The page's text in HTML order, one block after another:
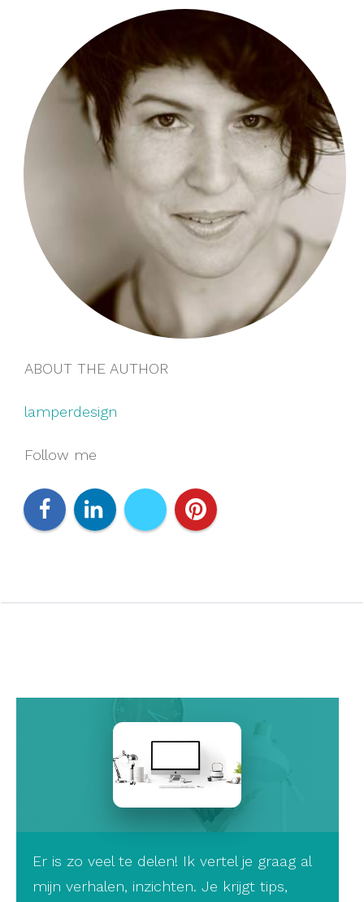
ABOUT THE AUTHOR
lamperdesign
Follow me
Er is zo veel te delen! Ik vertel je graag al
mijn verhalen, inzichten. Je krijgt tips,